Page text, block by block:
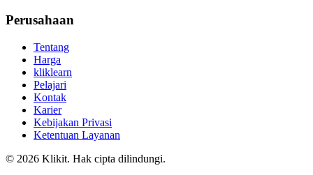
Perusahaan
Tentang
Harga
kliklearn
Pelajari
Kontak
Karier
Kebijakan Privasi
Ketentuan Layanan
© 2026 Klikit. Hak cipta dilindungi.